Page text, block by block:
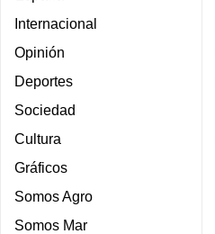
Internacional
Opinión
Deportes
Sociedad
Cultura
Gráficos
Somos Agro
Somos Mar